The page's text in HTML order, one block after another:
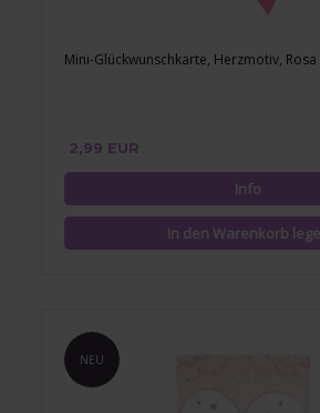
Mini-Glückwunschkarte, Herzmotiv, Rosa
2,99 EUR
NEU